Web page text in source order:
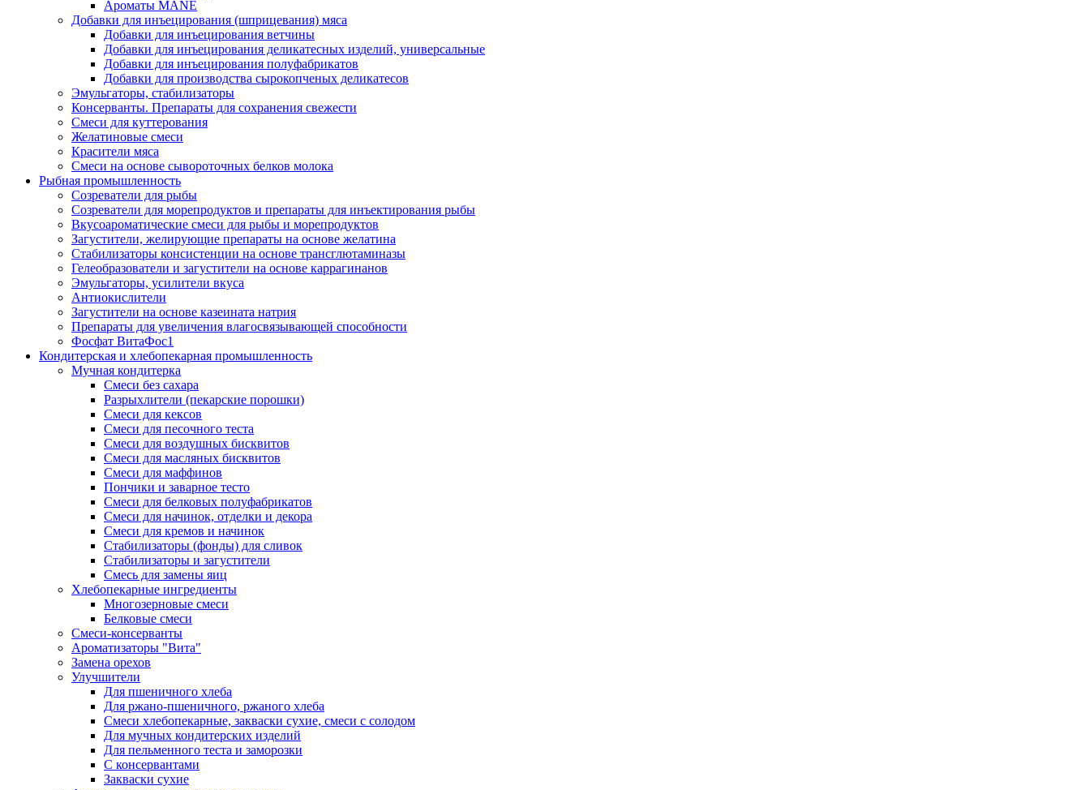
Ароматы MANE
Добавки для инъецирования (шприцевания) мяса
Добавки для инъецирования ветчины
Добавки для инъецирования деликатесных изделий, универсальные
Добавки для инъецирования полуфабрикатов
Добавки для производства сырокопченых деликатесов
Эмульгаторы, стабилизаторы
Консерванты. Препараты для сохранения свежести
Смеси для куттерования
Желатиновые смеси
Красители мяса
Смеси на основе сывороточных белков молока
Рыбная промышленность
Созреватели для рыбы
Созреватели для морепродуктов и препараты для инъектирования рыбы
Вкусоароматические смеси для рыбы и морепродуктов
Загустители, желирующие препараты на основе желатина
Стабилизаторы консистенции на основе трансглютаминазы
Гелеобразователи и загустители на основе каррагинанов
Эмульгаторы, усилители вкуса
Антиокислители
Загустители на основе казеината натрия
Препараты для увеличения влагосвязывающей способности
Фосфат ВитаФос1
Кондитерская и хлебопекарная промышленность
Мучная кондитерка
Смеси без сахара
Разрыхлители (пекарские порошки)
Смеси для кексов
Смеси для песочного теста
Смеси для воздушных бисквитов
Смеси для масляных бисквитов
Смеси для маффинов
Пончики и заварное тесто
Cмеси для белковых полуфабрикатов
Смеси для начинок, отделки и декора
Смеси для кремов и начинок
Стабилизаторы (фонды) для сливок
Стабилизаторы и загустители
Смесь для замены яиц
Хлебопекарные ингредиенты
Многозерновые смеси
Белковые смеси
Смеси-консерванты
Ароматизаторы "Вита"
Замена орехов
Улучшители
Для пшеничного хлеба
Для ржано-пшеничного, ржаного хлеба
Смеси хлебопекарные, закваски сухие, смеси с солодом
Для мучных кондитерских изделий
Для пельменного теста и заморозки
С консервантами
Закваски сухие